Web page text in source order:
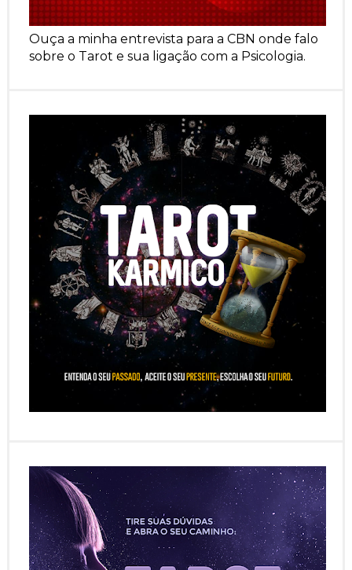
Ouça a minha entrevista para a CBN onde falo
sobre o Tarot e sua ligação com a Psicologia.